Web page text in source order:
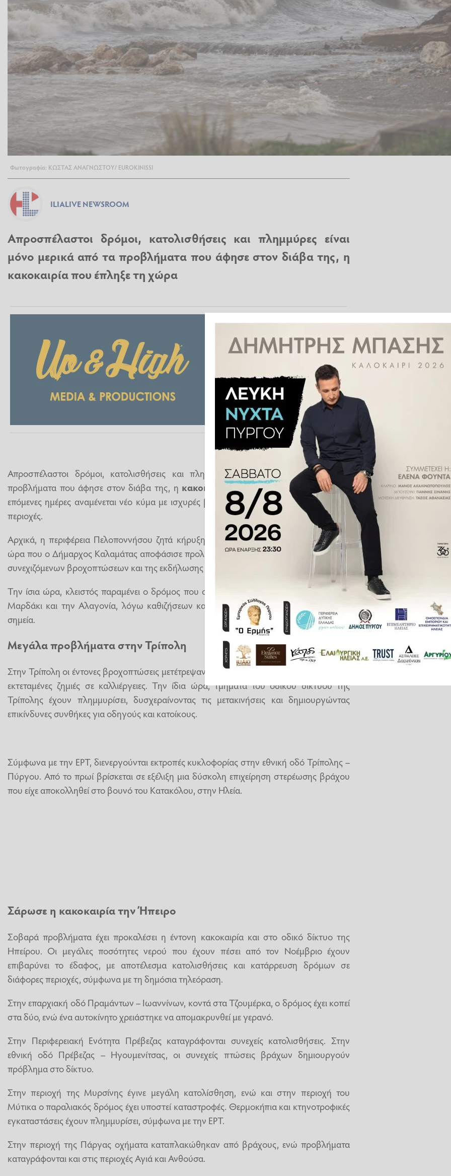
Φωτογραφία: ΚΩΣΤΑΣ ΑΝΑΓΝΩΣΤΟΥ/ EUROKINISSI
ILIALIVE NEWSROOM
Απροσπέλαστοι δρόμοι, κατολισθήσεις και πλημμύρες είναι
μόνο μερικά από τα προβλήματα που άφησε στον διάβα της, η
κακοκαιρία που έπληξε τη χώρα
Απροσπέλαστοι δρόμοι, κατολισθήσεις και πλημμύρες είναι μόνο μερικά από τα
προβλήματα που άφησε στον διάβα της, η κακοκαιρία που έπληξε τη χώρα, ενώ τις
επόμενες ημέρες αναμένεται νέο κύμα με ισχυρές βροχές και καταιγίδες στις πληγείσες
περιοχές.
Αρχικά, η περιφέρεια Πελοποννήσου ζητά κήρυξη κατάστασης εκτάκτου ανάγκης, την
ώρα που ο Δήμαρχος Καλαμάτας αποφάσισε προληπτική εκκένωση οικισμών λόγω των
συνεχιζόμενων βροχοπτώσεων και της εκδήλωσης κατολισθητικών φαινομένων.
Την ίσια ώρα, κλειστός παραμένει ο δρόμος που συνδέει τη Νέδουσα Μεσσηνίας με το
Μαρδάκι και την Αλαγονία, λόγω καθιζήσεων και ολισθήσεων πρανών σε πολλαπλά
σημεία.
Μεγάλα προβλήματα στην Τρίπολη
Στην Τρίπολη οι έντονες βροχοπτώσεις μετέτρεψαν χωράφια σε λίμνες, ενώ προκάλεσαν
εκτεταμένες ζημιές σε καλλιέργειες. Την ίδια ώρα, τμήματα του οδικού δικτύου της
Τρίπολης έχουν πλημμυρίσει, δυσχεραίνοντας τις μετακινήσεις και δημιουργώντας
επικίνδυνες συνθήκες για οδηγούς και κατοίκους.
Σύμφωνα με την ΕΡΤ, διενεργούνται εκτροπές κυκλοφορίας στην εθνική οδό Τρίπολης –
Πύργου. Από το πρωί βρίσκεται σε εξέλιξη μια δύσκολη επιχείρηση στερέωσης βράχου
που είχε αποκολληθεί στο βουνό του Κατακόλου, στην Ηλεία.
Σάρωσε η κακοκαιρία την Ήπειρο
Σοβαρά προβλήματα έχει προκαλέσει η έντονη κακοκαιρία και στο οδικό δίκτυο της
Ηπείρου. Οι μεγάλες ποσότητες νερού που έχουν πέσει από τον Νοέμβριο έχουν
επιβαρύνει το έδαφος, με αποτέλεσμα κατολισθήσεις και κατάρρευση δρόμων σε
διάφορες περιοχές, σύμφωνα με τη δημόσια τηλεόραση.
Στην επαρχιακή οδό Πραμάντων – Ιωαννίνων, κοντά στα Τζουμέρκα, ο δρόμος έχει κοπεί
στα δύο, ενώ ένα αυτοκίνητο χρειάστηκε να απομακρυνθεί με γερανό.
Στην Περιφερειακή Ενότητα Πρέβεζας καταγράφονται συνεχείς κατολισθήσεις. Στην
εθνική οδό Πρέβεζας – Ηγουμενίτσας, οι συνεχείς πτώσεις βράχων δημιουργούν
πρόβλημα στο δίκτυο.
Στην περιοχή της Μυρσίνης έγινε μεγάλη κατολίσθηση, ενώ και στην περιοχή του
Μύτικα ο παραλιακός δρόμος έχει υποστεί καταστροφές. Θερμοκήπια και κτηνοτροφικές
εγκαταστάσεις έχουν πλημμυρίσει, σύμφωνα με την ΕΡΤ.
Στην περιοχή της Πάργας οχήματα καταπλακώθηκαν από βράχους, ενώ προβλήματα
καταγράφονται και στις περιοχές Αγιά και Ανθούσα.